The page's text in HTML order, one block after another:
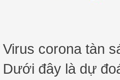
Virus corona tàn
Dưới đây là dự